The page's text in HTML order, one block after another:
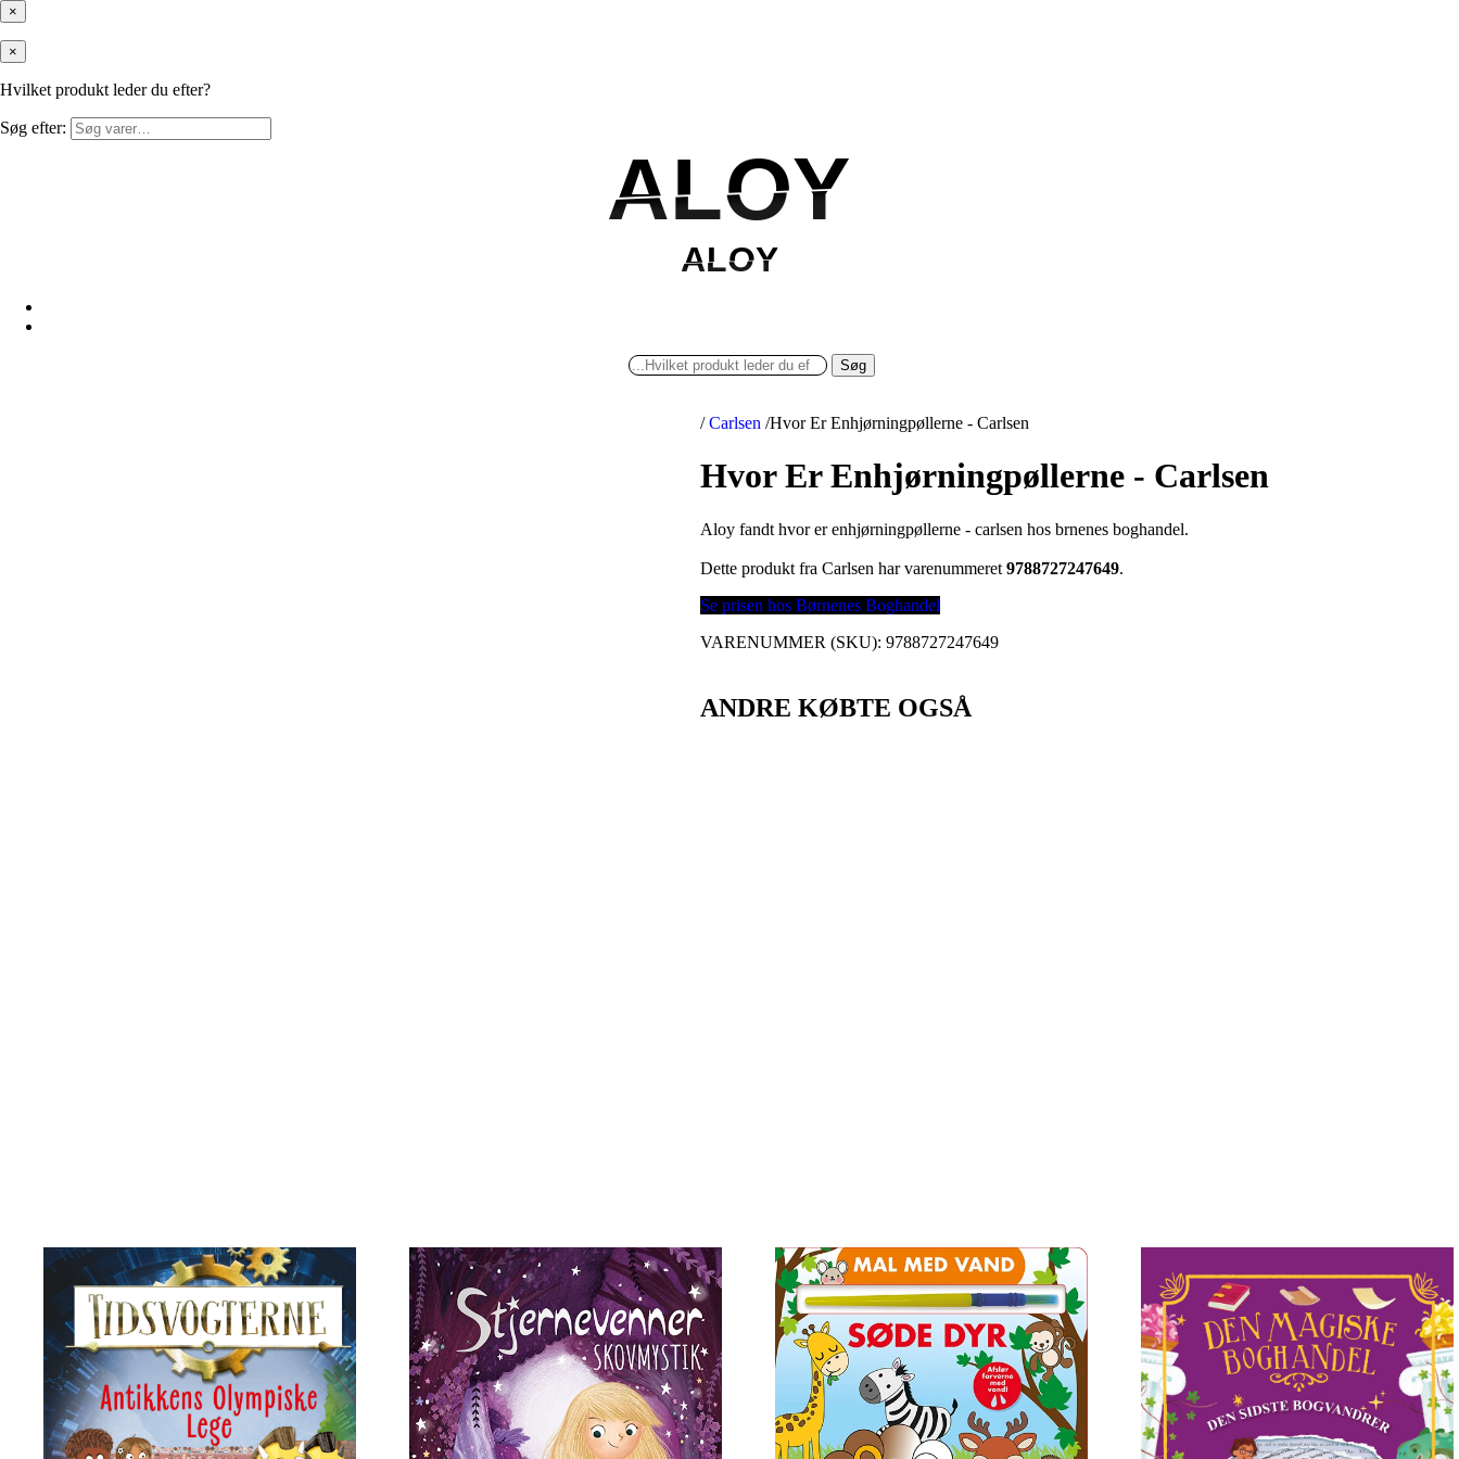
×
×
Hvilket produkt leder du efter?
Søg efter:
ALOY
ALOY
ALOY
ALOY
Søg
/ Carlsen /Hvor Er Enhjørningpøllerne - Carlsen
Hvor Er Enhjørningpøllerne - Carlsen
Aloy fandt hvor er enhjørningpøllerne - carlsen hos brnenes boghandel.
Dette produkt fra Carlsen har varenummeret9788727247649.
Se prisen hos Børnenes Boghandel
VARENUMMER (SKU):9788727247649
ANDRE KØBTE OGSÅ